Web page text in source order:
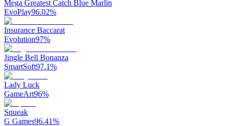
Mega Greatest Catch Blue Marlin
EvoPlay96.02%
Insurance Baccarat
Evolution97%
Jingle Bell Bonanza
SmartSoft97.1%
Lady Luck
GameArt96%
Squeak
G Games96.41%